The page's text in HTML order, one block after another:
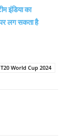
इंडिया का
लग सकता है
T20 World Cup 2024